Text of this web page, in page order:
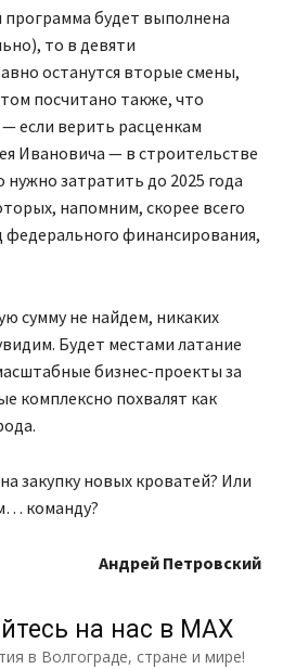
будет выполнена
то в девяти
останутся вторые смены,
посчитано также, что
если верить расценкам
Ивановича — в строительстве
затратить до 2025 года
напомним, скорее всего
федерального финансирования,
сумму не найдем, никаких
Будет местами латание
бизнес-проекты за
комплексно похвалят как
закупку новых кроватей? Или
команду?
Андрей Петровский
на нас в МАХ
в Волгограде, стране и мире!